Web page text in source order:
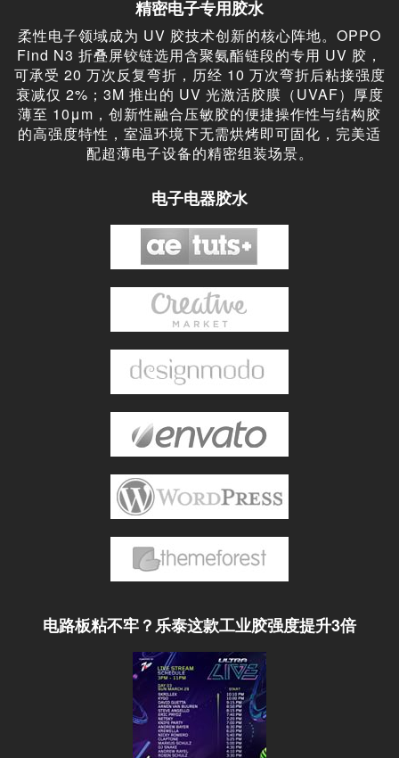
精密电子专用胶水
柔性电子领域成为 UV 胶技术创新的核心阵地。OPPO
Find N3 折叠屏铰链选用含聚氨酯链段的专用 UV 胶，
可承受 20 万次反复弯折，历经 10 万次弯折后粘接强度
衰减仅 2%；3M 推出的 UV 光激活胶膜（UVAF）厚度
薄至 10μm，创新性融合压敏胶的便捷操作性与结构胶
的高强度特性，室温环境下无需烘烤即可固化，完美适
配超薄电子设备的精密组装场景。
电子电器胶水
电路板粘不牢？乐泰这款工业胶强度提升3倍